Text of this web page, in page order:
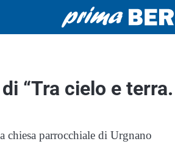
“Tra cielo e terra.
parrocchiale di Urgnano